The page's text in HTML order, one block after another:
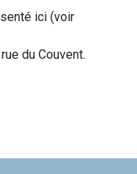
ici (voir
du Couvent.